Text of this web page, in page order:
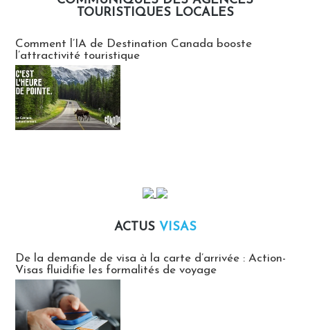
TOURISTIQUES LOCALES
Comment l’IA de Destination Canada booste
l’attractivité touristique
ACTUS VISAS
De la demande de visa à la carte d’arrivée : Action-
Visas fluidifie les formalités de voyage